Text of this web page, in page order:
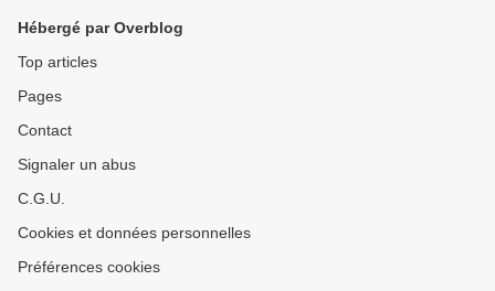
Hébergé par Overblog
Top articles
Pages
Contact
Signaler un abus
C.G.U.
Cookies et données personnelles
Préférences cookies